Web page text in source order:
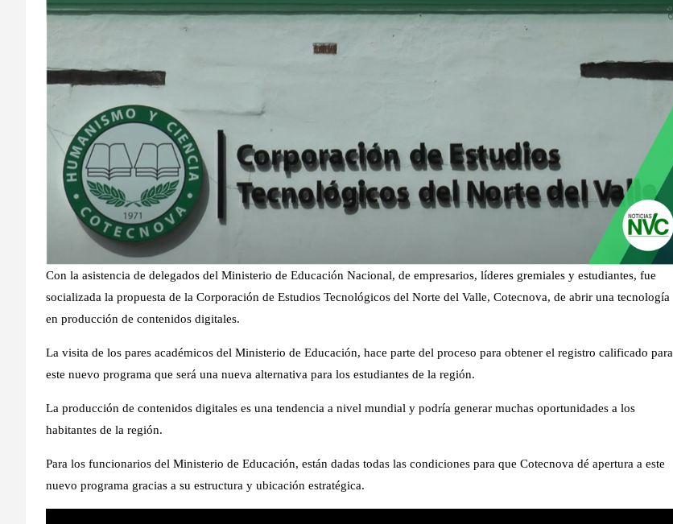
Con la asistencia de delegados del Ministerio de Educación Nacional, de empresarios, líderes gremiales y estudiantes, fue
socializada la propuesta de la Corporación de Estudios Tecnológicos del Norte del Valle, Cotecnova, de abrir una tecnología
en producción de contenidos digitales.
La visita de los pares académicos del Ministerio de Educación, hace parte del proceso para obtener el registro calificado para
este nuevo programa que será una nueva alternativa para los estudiantes de la región.
La producción de contenidos digitales es una tendencia a nivel mundial y podría generar muchas oportunidades a los
habitantes de la región.
Para los funcionarios del Ministerio de Educación, están dadas todas las condiciones para que Cotecnova dé apertura a este
nuevo programa gracias a su estructura y ubicación estratégica.